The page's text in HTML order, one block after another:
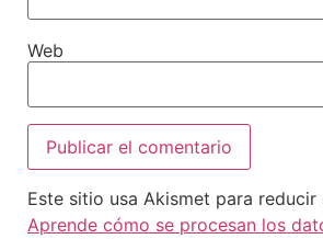
Web
Este sitio usa Akismet para reducir
Aprende cómo se procesan los